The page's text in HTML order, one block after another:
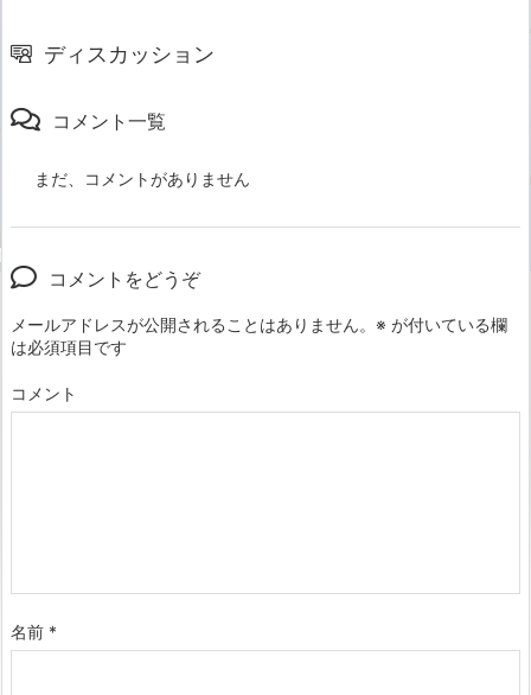
ディスカッション
コメント一覧
まだ、コメントがありません
コメントをどうぞ
メールアドレスが公開されることはありません。 ※ が付いている欄
は必須項目です
コメント
名前 *